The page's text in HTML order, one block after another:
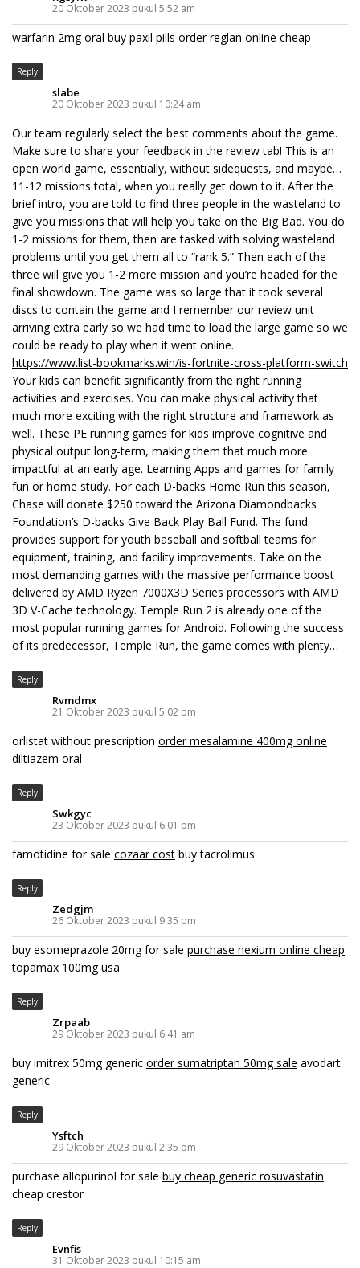
20 Oktober 2023 pukul 5:52 am
warfarin 2mg oral buy paxil pills order reglan online cheap
Reply
slabe
20 Oktober 2023 pukul 10:24 am
Our team regularly select the best comments about the game.
Make sure to share your feedback in the review tab! This is an
open world game, essentially, without sidequests, and maybe…
11-12 missions total, when you really get down to it. After the
brief intro, you are told to find three people in the wasteland to
give you missions that will help you take on the Big Bad. You do
1-2 missions for them, then are tasked with solving wasteland
problems until you get them all to “rank 5.” Then each of the
three will give you 1-2 more mission and you’re headed for the
final showdown. The game was so large that it took several
discs to contain the game and I remember our review unit
arriving extra early so we had time to load the large game so we
could be ready to play when it went online.
https://www.list-bookmarks.win/is-fortnite-cross-platform-switch
Your kids can benefit significantly from the right running
activities and exercises. You can make physical activity that
much more exciting with the right structure and framework as
well. These PE running games for kids improve cognitive and
physical output long-term, making them that much more
impactful at an early age. Learning Apps and games for family
fun or home study. For each D-backs Home Run this season,
Chase will donate $250 toward the Arizona Diamondbacks
Foundation’s D-backs Give Back Play Ball Fund. The fund
provides support for youth baseball and softball teams for
equipment, training, and facility improvements. Take on the
most demanding games with the massive performance boost
delivered by AMD Ryzen 7000X3D Series processors with AMD
3D V-Cache technology. Temple Run 2 is already one of the
most popular running games for Android. Following the success
of its predecessor, Temple Run, the game comes with plenty…
Reply
Rvmdmx
21 Oktober 2023 pukul 5:02 pm
orlistat without prescription order mesalamine 400mg online
diltiazem oral
Reply
Swkgyc
23 Oktober 2023 pukul 6:01 pm
famotidine for sale cozaar cost buy tacrolimus
Reply
Zedgjm
26 Oktober 2023 pukul 9:35 pm
buy esomeprazole 20mg for sale purchase nexium online cheap
topamax 100mg usa
Reply
Zrpaab
29 Oktober 2023 pukul 6:41 am
buy imitrex 50mg generic order sumatriptan 50mg sale avodart
generic
Reply
Ysftch
29 Oktober 2023 pukul 2:35 pm
purchase allopurinol for sale buy cheap generic rosuvastatin
cheap crestor
Reply
Evnfis
31 Oktober 2023 pukul 10:15 am